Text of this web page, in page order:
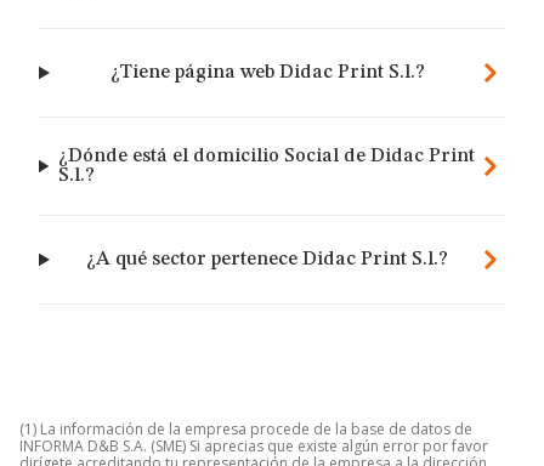
¿Tiene página web Didac Print S.l.?
¿Dónde está el domicilio Social de Didac Print
S.l.?
¿A qué sector pertenece Didac Print S.l.?
(1) La información de la empresa procede de la base de datos de
INFORMA D&B S.A. (SME) Si aprecias que existe algún error por favor